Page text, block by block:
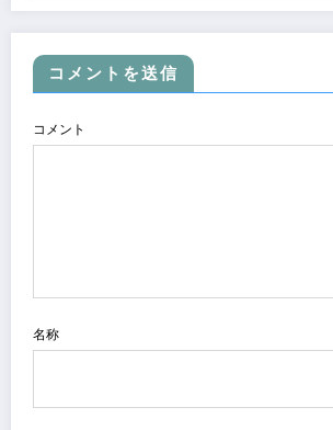
コメントを送信
コメント
名称